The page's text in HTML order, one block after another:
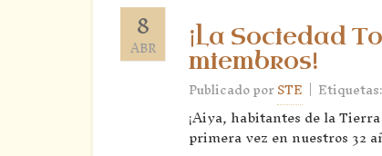
8
ABR
¡La Sociedad
miembros!
Publicado porSTE | Etiquetas:
¡Aiya, habitantes de la
primera vez en nuestros 32